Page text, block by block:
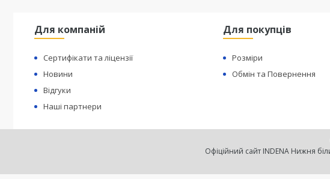
Для компаній
Сертифікати та ліцензії
Новини
Відгуки
Наші партнери
Для покупців
Розміри
Обмін та Повернення